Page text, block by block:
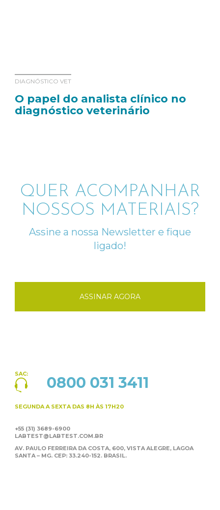
DIAGNÓSTICO VET
O papel do analista clínico no
diagnóstico veterinário
QUER ACOMPANHAR
NOSSOS MATERIAIS?
Assine a nossa Newsletter e fique
ligado!
ASSINAR AGORA
SAC: 0800 031 3411
SEGUNDA A SEXTA DAS 8H ÀS 17H20
+55 (31) 3689-6900
LABTEST@LABTEST.COM.BR
AV. PAULO FERREIRA DA COSTA, 600, VISTA ALEGRE, LAGOA
SANTA – MG. CEP: 33.240-152. BRASIL.